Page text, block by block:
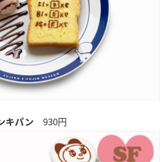
キパン 930円